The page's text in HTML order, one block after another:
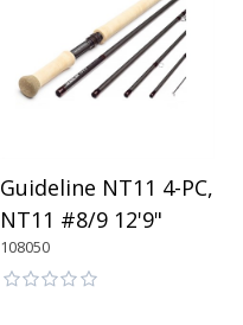
Guideline NT11 4-PC,
NT11 #8/9 12'9"
108050